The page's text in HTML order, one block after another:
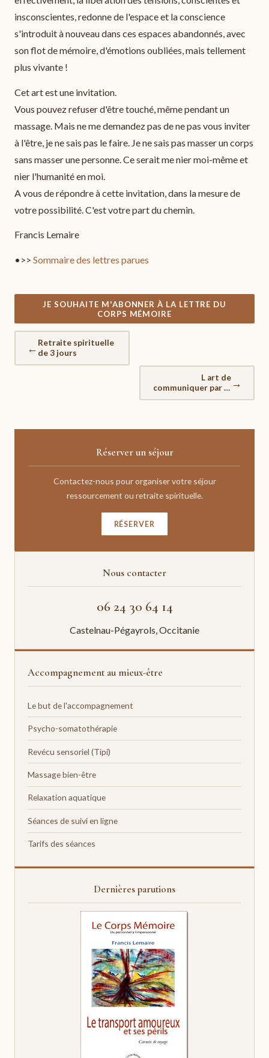
insconscientes, redonne de l'espace et la conscience
s'introduit à nouveau dans ces espaces abandonnés, avec
son flot de mémoire, d'émotions oubliées, mais tellement
plus vivante !
Cet art est une invitation.
Vous pouvez refuser d'être touché, même pendant un
massage. Mais ne me demandez pas de ne pas vous inviter
à l'être, je ne sais pas le faire. Je ne sais pas masser un corps
sans masser une personne. Ce serait me nier moi-même et
nier l'humanité en moi.
A vous de répondre à cette invitation, dans la mesure de
votre possibilité. C'est votre part du chemin.
Francis Lemaire
•>> Sommaire des lettres parues
JE SOUHAITE M'ABONNER À LA LETTRE DU
CORPS MÉMOIRE
← Retraite spirituelle
de 3 jours
L art de
communiquer par le
toucher 2
→
Réserver un séjour
Contactez-nous pour organiser votre séjour
ressourcement ou retraite spirituelle.
RÉSERVER
Nous contacter
06 24 30 64 14
Castelnau-Pégayrols, Occitanie
Accompagnement au mieux-être
Le but de l'accompagnement
Psycho-somatothérapie
Revécu sensoriel (Tipi)
Massage bien-être
Relaxation aquatique
Séances de suivi en ligne
Tarifs des séances
Dernières parutions